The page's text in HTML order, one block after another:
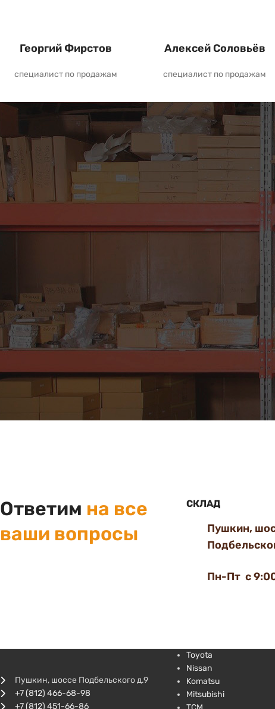
Георгий Фирстов
специалист по продажам
Алексей Соловьёв
специалист по продажам
Ответим на все
ваши вопросы
СКЛАД
Пушкин,
Пн-Пт с
Пушкин, шоссе Подбельского д.9
+7 (812) 466-68-98
+7 (812) 451-66-86
Toyota
Nissan
Komatsu
Mitsubishi